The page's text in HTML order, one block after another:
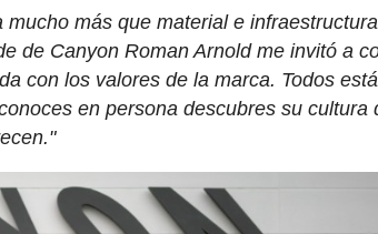
más que material e
de Canyon Roman Arnold me invitó a
con los valores de la marca. Todos
en persona descubres su cultura